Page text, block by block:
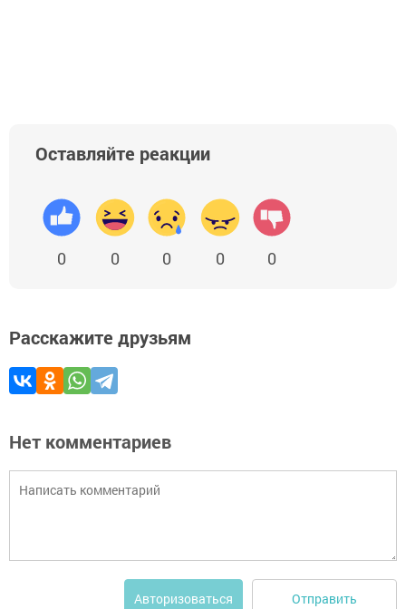
Оставляйте реакции
0 0 0 0 0
Расскажите друзьям
Нет комментариев
Авторизоваться Отправить